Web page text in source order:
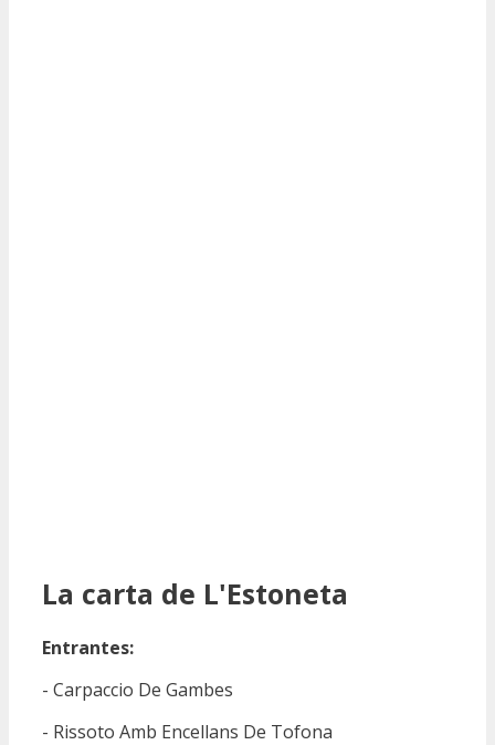
La carta de L'Estoneta
Entrantes:
- Carpaccio De Gambes
- Rissoto Amb Encellans De Tofona